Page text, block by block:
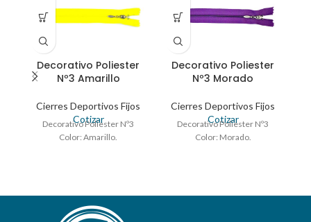
Decorativo Poliester
Nº3 Amarillo
Cierres Deportivos Fijos
Cotizar
Decorativo Poliester Nº3
Color: Amarillo.
Decorativo Poliester
Nº3 Morado
Cierres Deportivos Fijos
Cotizar
Decorativo Poliester Nº3
Color: Morado.